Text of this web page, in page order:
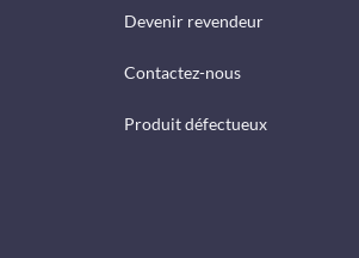
Devenir revendeur
Contactez-nous
Produit défectueux